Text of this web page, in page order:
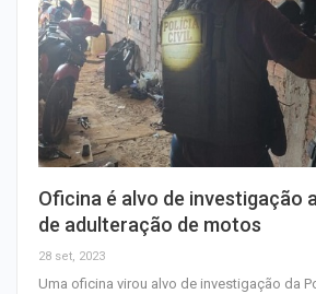
Oficina é alvo de investigação
de adulteração de motos
28 set, 2023
Uma oficina virou alvo de investigação da